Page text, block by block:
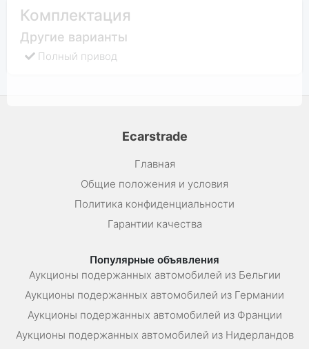
Комплектация
Другие варианты
Полный привод
Ecarstrade
Главная
Общие положения и условия
Политика конфиденциальности
Гарантии качества
Популярные объявления
Аукционы подержанных автомобилей из Бельгии
Аукционы подержанных автомобилей из Германии
Аукционы подержанных автомобилей из Франции
Аукционы подержанных автомобилей из Нидерландов